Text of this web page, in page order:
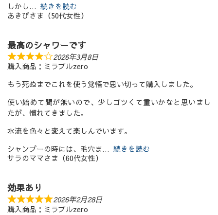
しかし
続きを読む
あきぴさま（50代女性）
最高のシャワーです
2026年3月8日
購入商品：ミラブルzero
もう死ぬまでこれを使う覚悟で思い切って購入しました。
使い始めて間が無いので、少しゴツくて重いかなと思いまし
たが、慣れてきました。
水流を色々と変えて楽しんでいます。
シャンプーの時には、毛穴ま
続きを読む
サラのママさま（60代女性）
効果あり
2026年2月28日
購入商品：ミラブルzero